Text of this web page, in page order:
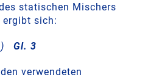
statischen Mischers
ergibt sich:
Gl. 3
verwendeten